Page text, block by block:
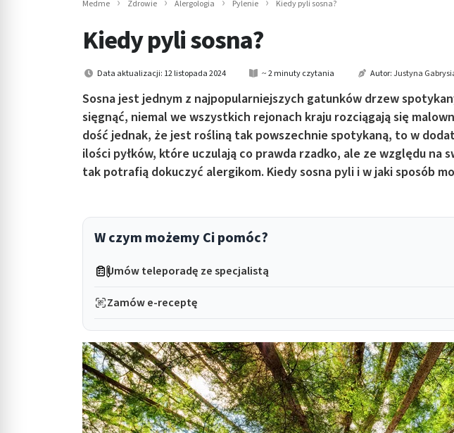
Medme Zdrowie Alergologia Pylenie Kiedy pyli sosna?
Kiedy pyli sosna?
Data aktualizacji: 12 listopada 2024 ~ 2 minuty czytania Autor:Justyna
Sosna jest jednym z najpopularniejszych gatunków drzew
sięgnąć, niemal we wszystkich rejonach kraju rozciągają się
dość jednak, że jest rośliną tak powszechnie spotykaną, to w
ilości pyłków, które uczulają co prawda rzadko, ale ze względu na
tak potrafią dokuczyć alergikom. Kiedy sosna pyli i w jaki sposób
W czym możemy Ci pomóc?
Umów teleporadę ze specjalistą
Zamów e-receptę